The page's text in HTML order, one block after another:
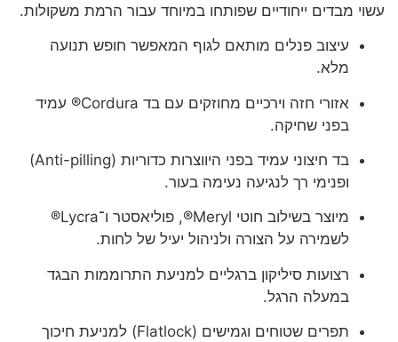
עשוי מבדים ייחודיים שפותחו במיוחד עבור הרמת משקולות.
עיצוב פנלים מותאם לגוף המאפשר חופש תנועה
מלא.
אזורי חזה וירכיים מחוזקים עם בד Cordura® עמיד
בפני שחיקה.
בד חיצוני עמיד בפני היווצרות כדוריות (Anti-pilling)
ופנימי רך לנגיעה נעימה בעור.
מיוצר בשילוב חוטי Meryl®, פוליאסטר ו־Lycra®
לשמירה על הצורה ולניהול יעיל של לחות.
רצועות סיליקון ברגליים למניעת התרוממות הבגד
במעלה הרגל.
תפרים שטוחים וגמישים (Flatlock) למניעת חיכוך